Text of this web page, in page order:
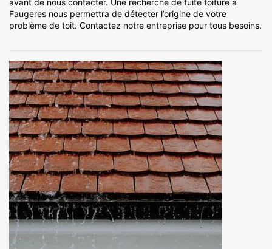
avant de nous contacter. Une recherche de fuite toiture à
Faugeres nous permettra de détecter l’origine de votre
problème de toit. Contactez notre entreprise pour tous besoins.